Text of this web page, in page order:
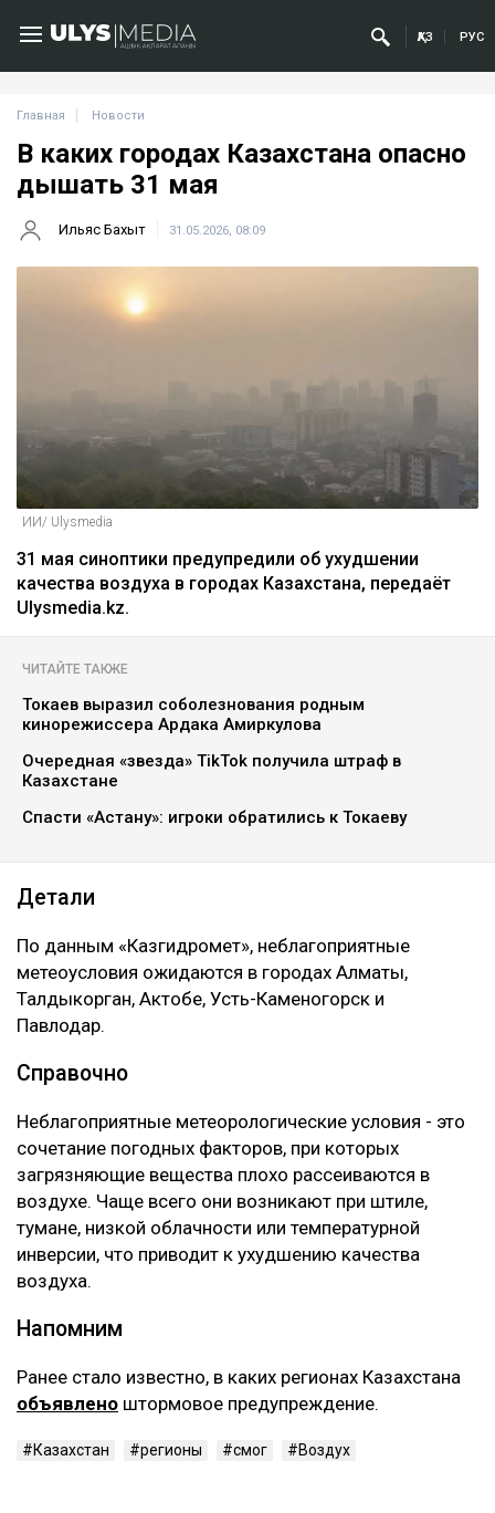
ҚАЗ РУС
Главная Новости
В каких городах Казахстана опасно
дышать 31 мая
Ильяс Бахыт 31.05.2026, 08:09
ИИ/ Ulysmedia
31 мая синоптики предупредили об ухудшении
качества воздуха в городах Казахстана, передаёт
Ulysmedia.kz.
ЧИТАЙТЕ ТАКЖЕ
Токаев выразил соболезнования родным
кинорежиссера Ардака Амиркулова
Очередная «звезда» TikTok получила штраф в
Казахстане
Спасти «Астану»: игроки обратились к Токаеву
Детали
По данным «Казгидромет», неблагоприятные
метеоусловия ожидаются в городах Алматы,
Талдыкорган, Актобе, Усть-Каменогорск и
Павлодар.
Справочно
Неблагоприятные метеорологические условия - это
сочетание погодных факторов, при которых
загрязняющие вещества плохо рассеиваются в
воздухе. Чаще всего они возникают при штиле,
тумане, низкой облачности или температурной
инверсии, что приводит к ухудшению качества
воздуха.
Напомним
Ранее стало известно, в каких регионах Казахстана
объявлено штормовое предупреждение.
Казахстан регионы смог Воздух